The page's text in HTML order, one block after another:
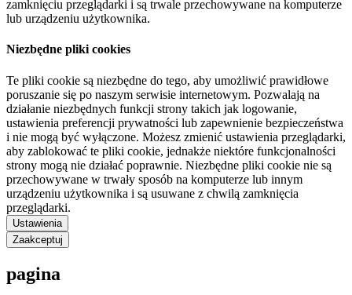
zamknięciu przeglądarki i są trwale przechowywane na komputerze
lub urządzeniu użytkownika.
Niezbędne pliki cookies
Te pliki cookie są niezbędne do tego, aby umożliwić prawidłowe
poruszanie się po naszym serwisie internetowym. Pozwalają na
działanie niezbędnych funkcji strony takich jak logowanie,
ustawienia preferencji prywatności lub zapewnienie bezpieczeństwa
i nie mogą być wyłączone. Możesz zmienić ustawienia przeglądarki,
aby zablokować te pliki cookie, jednakże niektóre funkcjonalności
strony mogą nie działać poprawnie. Niezbędne pliki cookie nie są
przechowywane w trwały sposób na komputerze lub innym
urządzeniu użytkownika i są usuwane z chwilą zamknięcia
przeglądarki.
Ustawienia
Zaakceptuj
pagina